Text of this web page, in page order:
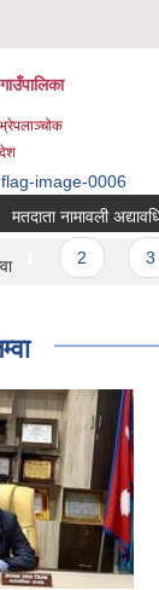
मतदाता नामावली
Pages